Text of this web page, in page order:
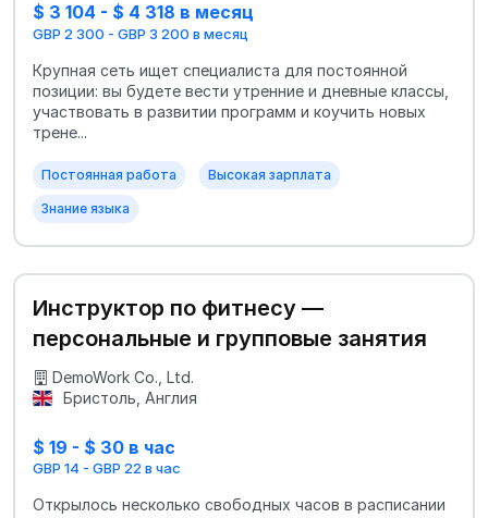
$ 3 104 - $ 4 318 в месяц
GBP 2 300 - GBP 3 200 в месяц
Крупная сеть ищет специалиста для постоянной
позиции: вы будете вести утренние и дневные классы,
участвовать в развитии программ и коучить новых
трене...
Постоянная работа Высокая зарплата
Знание языка
Инструктор по фитнесу —
персональные и групповые занятия
DemoWork Co., Ltd.
Бристоль, Англия
$ 19 - $ 30 в час
GBP 14 - GBP 22 в час
Открылось несколько свободных часов в расписании